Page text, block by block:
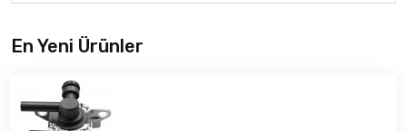
NİSSAN
En Yeni Ürünler